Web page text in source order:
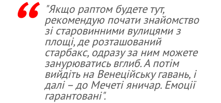
"Якщо раптом будете тут,
рекомендую почати знайомство
зі старовинними вулицями з
площі, де розташований
старбакс, одразу за ним можете
занурюватись вглиб. А потім
вийдіть на Венеційську гавань, і
далі – до Мечеті яничар. Емоції
гарантовані".